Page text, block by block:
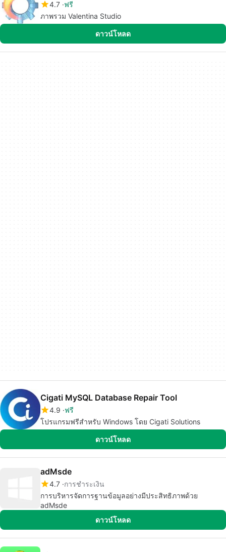
4.7 ฟรี
ภาพรวม Valentina Studio
ดาวน์โหลด
Cigati MySQL Database Repair Tool
4.9 ฟรี
โปรแกรมฟรีสำหรับ Windows โดย Cigati Solutions
ดาวน์โหลด
adMsde
4.7 การชำระเงิน
การบริหารจัดการฐานข้อมูลอย่างมีประสิทธิภาพด้วย
adMsde
ดาวน์โหลด